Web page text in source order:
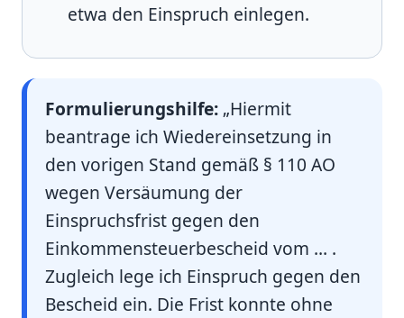
etwa den Einspruch einlegen.
Formulierungshilfe: „Hiermit
beantrage ich Wiedereinsetzung in
den vorigen Stand gemäß § 110 AO
wegen Versäumung der
Einspruchsfrist gegen den
Einkommensteuerbescheid vom … .
Zugleich lege ich Einspruch gegen den
Bescheid ein. Die Frist konnte ohne